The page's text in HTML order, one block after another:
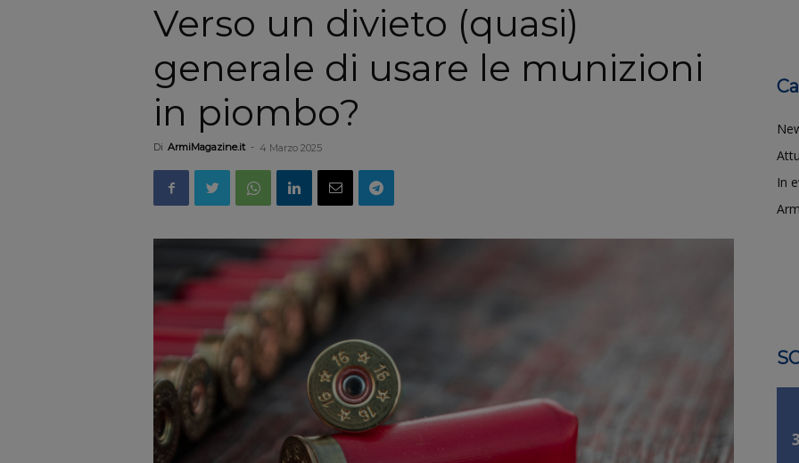
Verso un divieto (quasi)
generale di usare le munizioni
in piombo?
Di ArmiMagazine.it - 4 Marzo 2025
In